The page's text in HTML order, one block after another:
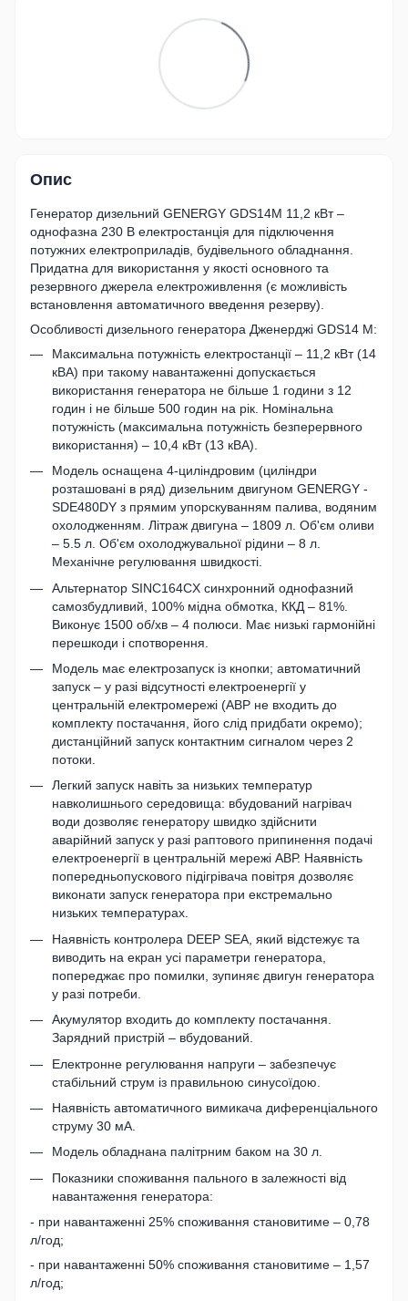
Опис
Генератор дизельний GENERGY GDS14M 11,2 кВт –
однофазна 230 В електростанція для підключення
потужних електроприладів, будівельного обладнання.
Придатна для використання у якості основного та
резервного джерела електроживлення (є можливість
встановлення автоматичного введення резерву).
Особливості дизельного генератора Дженерджі GDS14 M:
Максимальна потужність електростанції – 11,2 кВт (14
кВА) при такому навантаженні допускається
використання генератора не більше 1 години з 12
годин і не більше 500 годин на рік. Номінальна
потужність (максимальна потужність безперервного
використання) – 10,4 кВт (13 кВА).
Модель оснащена 4-циліндровим (циліндри
розташовані в ряд) дизельним двигуном GENERGY -
SDE480DY з прямим упорскуванням палива, водяним
охолодженням. Літраж двигуна – 1809 л. Об'єм оливи
– 5.5 л. Об'єм охолоджувальної рідини – 8 л.
Механічне регулювання швидкості.
Альтернатор SINC164CX синхронний однофазний
самозбудливий, 100% мідна обмотка, ККД – 81%.
Виконує 1500 об/хв – 4 полюси. Має низькі гармонійні
перешкоди і спотворення.
Модель має електрозапуск із кнопки; автоматичний
запуск – у разі відсутності електроенергії у
центральній електромережі (АВР не входить до
комплекту постачання, його слід придбати окремо);
дистанційний запуск контактним сигналом через 2
потоки.
Легкий запуск навіть за низьких температур
навколишнього середовища: вбудований нагрівач
води дозволяє генератору швидко здійснити
аварійний запуск у разі раптового припинення подачі
електроенергії в центральній мережі АВР. Наявність
попередньопускового підігрівача повітря дозволяє
виконати запуск генератора при екстремально
низьких температурах.
Наявність контролера DEEP SEA, який відстежує та
виводить на екран усі параметри генератора,
попереджає про помилки, зупиняє двигун генератора
у разі потреби.
Акумулятор входить до комплекту постачання.
Зарядний пристрій – вбудований.
Електронне регулювання напруги – забезпечує
стабільний струм із правильною синусоїдою.
Наявність автоматичного вимикача диференціального
струму 30 мА.
Модель обладнана палітрним баком на 30 л.
Показники споживання пального в залежності від
навантаження генератора:
- при навантаженні 25% споживання становитиме – 0,78
л/год;
- при навантаженні 50% споживання становитиме – 1,57
л/год;